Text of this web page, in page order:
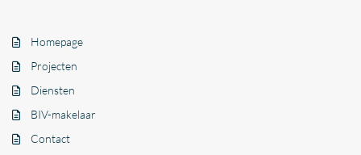
Homepage
Projecten
Diensten
BIV-makelaar
Contact